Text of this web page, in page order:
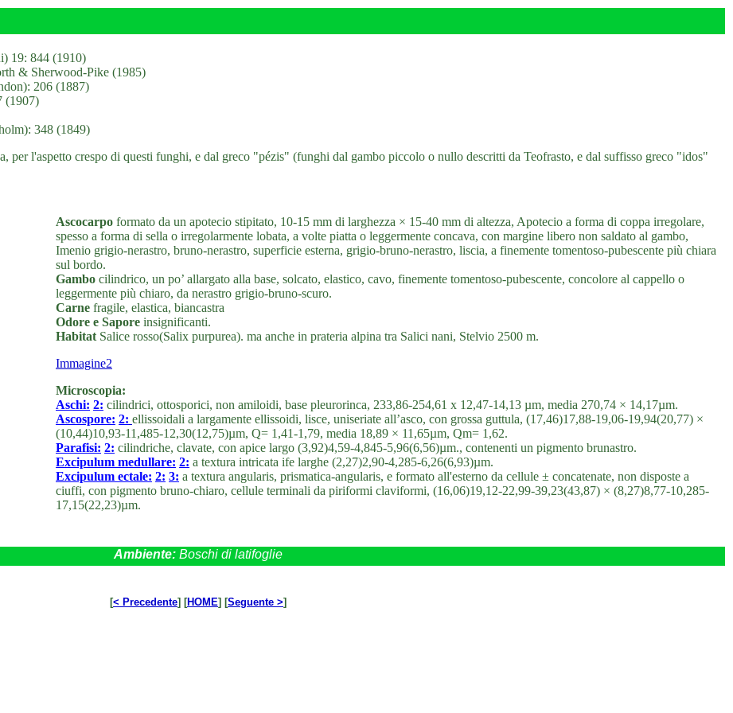
19: 844 (1910)
& Sherwood-Pike (1985)
206 (1887)
(1907)
348 (1849)
l'aspetto crespo di questi funghi, e dal greco "pézis" (funghi dal gambo piccolo o nullo descritti da Teofrasto, e dal suffisso greco "idos"
Ascocarpo formato da un apotecio stipitato, 10-15 mm di larghezza × 15-40 mm di altezza, Apotecio a forma di coppa irregolare,
spesso a forma di sella o irregolarmente lobata, a volte piatta o leggermente concava, con margine libero non saldato al gambo,
Imenio grigio-nerastro, bruno-nerastro, superficie esterna, grigio-bruno-nerastro, liscia, a finemente tomentoso-pubescente più chiara
sul bordo.
Gambo cilindrico, un po’ allargato alla base, solcato, elastico, cavo, finemente tomentoso-pubescente, concolore al cappello o
leggermente più chiaro, da nerastro grigio-bruno-scuro.
Carne fragile, elastica, biancastra
Odore e Sapore insignificanti.
Habitat Salice rosso(Salix purpurea). ma anche in prateria alpina tra Salici nani, Stelvio 2500 m.
Immagine2
Microscopia:
Aschi: 2: cilindrici, ottosporici, non amiloidi, base pleurorinca, 233,86-254,61 x 12,47-14,13 µm, media 270,74 × 14,17µm.
Ascospore: 2: ellissoidali a largamente ellissoidi, lisce, uniseriate all’asco, con grossa guttula, (17,46)17,88-19,06-19,94(20,77) ×
(10,44)10,93-11,485-12,30(12,75)µm, Q= 1,41-1,79, media 18,89 × 11,65µm, Qm= 1,62.
Parafisi: 2: cilindriche, clavate, con apice largo (3,92)4,59-4,845-5,96(6,56)µm., contenenti un pigmento brunastro.
Excipulum medullare: 2: a textura intricata ife larghe (2,27)2,90-4,285-6,26(6,93)µm.
Excipulum ectale: 2: 3: a textura angularis, prismatica-angularis, e formato all'esterno da cellule ± concatenate, non disposte a
ciuffi, con pigmento bruno-chiaro, cellule terminali da piriformi claviformi, (16,06)19,12-22,99-39,23(43,87) × (8,27)8,77-10,285-
17,15(22,23)µm.
Ambiente: Boschi di latifoglie
[< Precedente] [HOME] [Seguente >]